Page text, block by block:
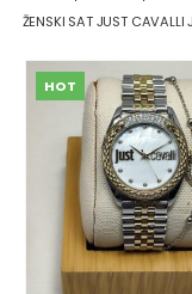
ŽENSKI SAT JUST
HOT